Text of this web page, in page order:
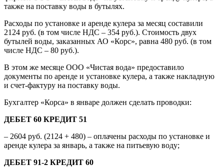
также на поставку воды в бутылях.
Расходы по установке и аренде кулера за месяц составили
2124 руб. (в том числе НДС – 354 руб.). Стоимость двух
бутылей воды, заказанных АО «Корс», равна 480 руб. (в том
числе НДС – 80 руб.).
В этом же месяце ООО «Чистая вода» предоставило
документы по аренде и установке кулера, а также накладную
и счет-фактуру на поставку воды.
Бухгалтер «Корса» в январе должен сделать проводки:
ДЕБЕТ 60 КРЕДИТ 51
– 2604 руб. (2124 + 480) – оплачены расходы по установке и
аренде кулера за январь, а также на питьевую воду;
ДЕБЕТ 91-2 КРЕДИТ 60